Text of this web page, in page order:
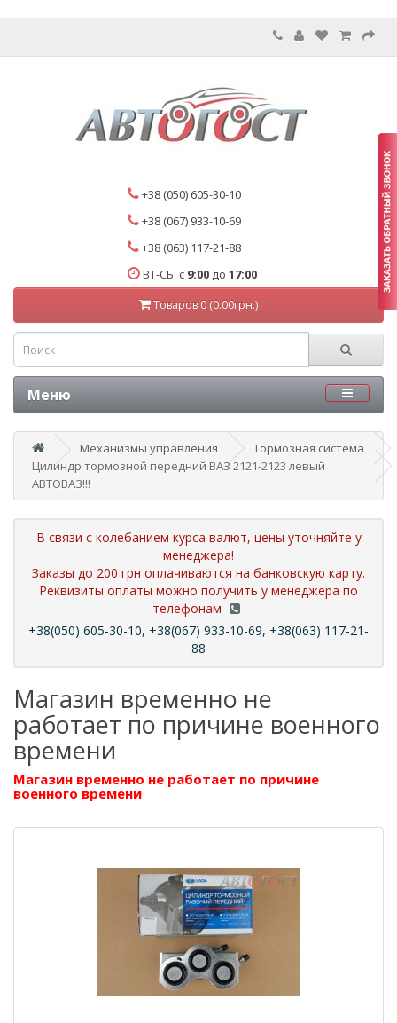
+38 (050) 605-30-10
+38 (067) 933-10-69
+38 (063) 117-21-88
ВТ-СБ: с 9:00 до 17:00
Товаров 0 (0.00грн.)
Меню
Механизмы управления
Тормозная система
Цилиндр тормозной передний ВАЗ 2121-2123 левый
АВТОВАЗ!!!
В связи с колебанием курса валют, цены уточняйте у
менеджера!
Заказы до 200 грн оплачиваются на банковскую карту.
Реквизиты оплаты можно получить у менеджера по
телефонам
+38(050) 605-30-10, +38(067) 933-10-69, +38(063) 117-21-
88
Магазин временно не
работает по причине военного
времени
Магазин временно не работает по причине
военного времени